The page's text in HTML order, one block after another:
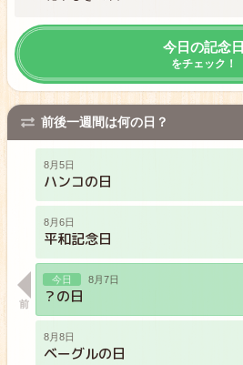
今日の記念日
をチェック！
前後一週間は何の日？
パールミルクティーの日
8月4日
走ろうの日
8月5日
ハンコの日
8月6日
平和記念日
8月7日
？の日
8月8日
ベーグルの日